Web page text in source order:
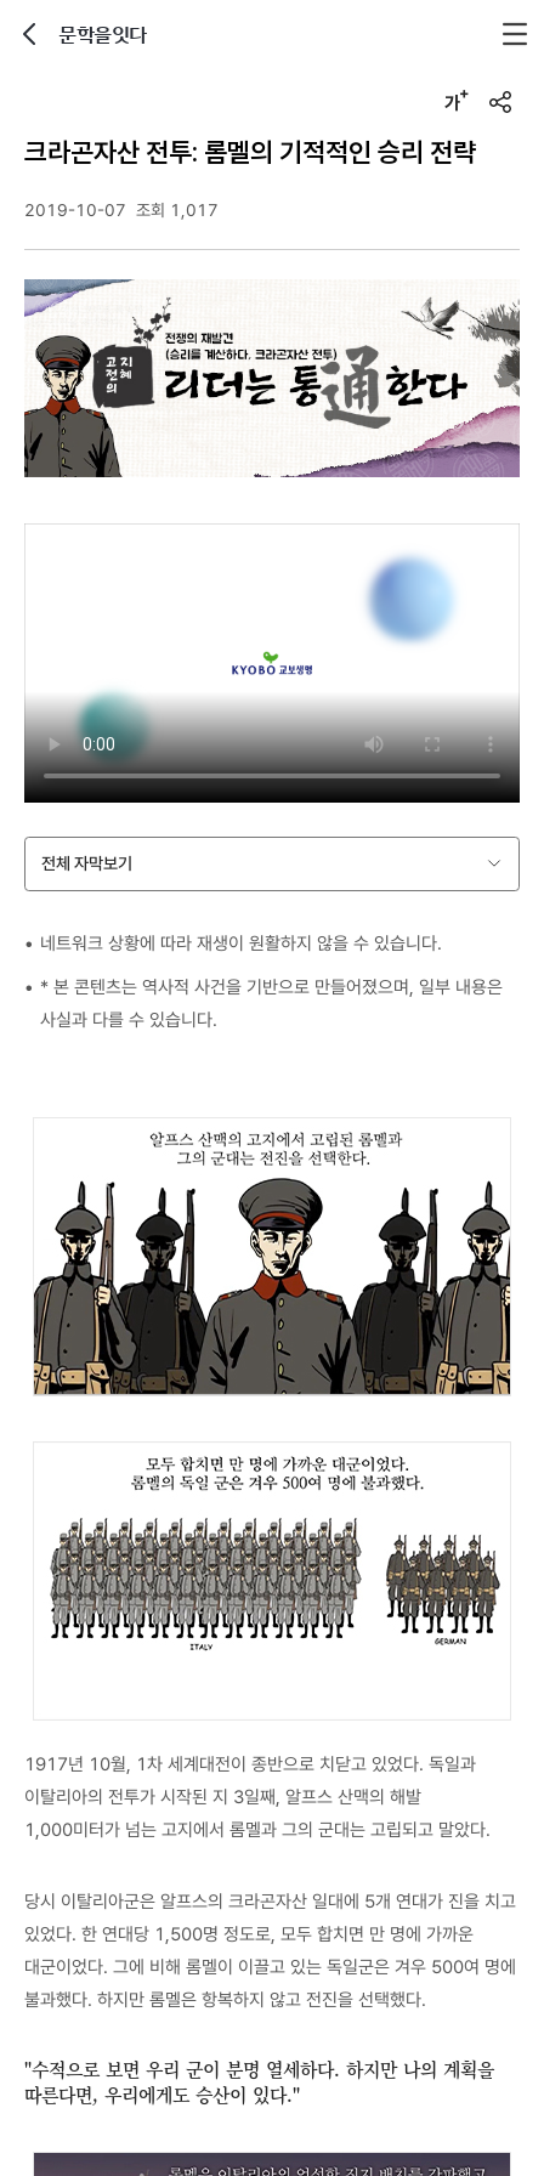
문학을잇다
u
크라곤자산 전투: 롬멜의 기적적인 승리 전략
2019-10-07 조회 1,017
전체 자막보기
네트워크 상황에 따라 재생이 원활하지 않을 수 있습니다.
* 본 콘텐츠는 역사적 사건을 기반으로 만들어졌으며, 일부 내용은
사실과 다를 수 있습니다.
1917년 10월, 1차 세계대전이 종반으로 치닫고 있었다. 독일과
이탈리아의 전투가 시작된 지 3일째, 알프스 산맥의 해발
1,000미터가 넘는 고지에서 롬멜과 그의 군대는 고립되고 말았다.
당시 이탈리아군은 알프스의 크라곤자산 일대에 5개 연대가 진을 치고
있었다. 한 연대당 1,500명 정도로, 모두 합치면 만 명에 가까운
대군이었다. 그에 비해 롬멜이 이끌고 있는 독일군은 겨우 500여 명에
불과했다. 하지만 롬멜은 항복하지 않고 전진을 선택했다.
"수적으로 보면 우리 군이 분명 열세하다. 하지만 나의 계획을
따른다면, 우리에게도 승산이 있다."